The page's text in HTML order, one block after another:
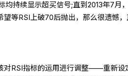
均持续显示超买信号;直到2013年7月
望等RSI上破70后抛出，那么很遗憾
对RSI指标的运用进行调整——重新设